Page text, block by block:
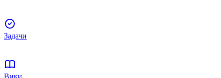
Задачи
Вики